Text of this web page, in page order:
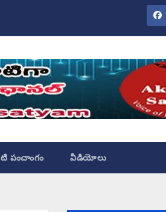
పంచాంగం వీడియోలు